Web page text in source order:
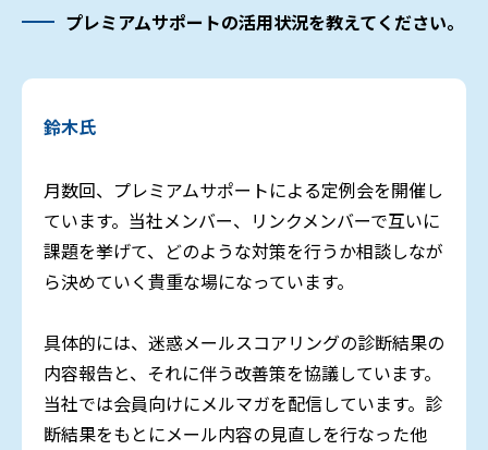
プレミアムサポートの活用状況を教えてください。
鈴木氏
月数回、プレミアムサポートによる定例会を開催し
ています。当社メンバー、リンクメンバーで互いに
課題を挙げて、どのような対策を行うか相談しなが
ら決めていく貴重な場になっています。
具体的には、迷惑メールスコアリングの診断結果の
内容報告と、それに伴う改善策を協議しています。
当社では会員向けにメルマガを配信しています。診
断結果をもとにメール内容の見直しを行なった他